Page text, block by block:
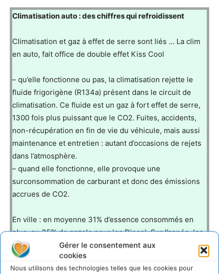
Gérer le consentement aux
cookies
Nous utilisons des technologies telles que les cookies pour
Climatisation auto : des chiffres qui refroidissent
Climatisation et gaz à effet de serre sont liés … La clim
en auto, fait office de double effet Kiss Cool
– qu’elle fonctionne ou pas, la climatisation rejette le
fluide frigorigène (R134a) présent dans le circuit de
climatisation. Ce fluide est un gaz à fort effet de serre,
1300 fois plus puissant que le CO2. Fuites, accidents,
non-récupération en fin de vie du véhicule, mais aussi
maintenance et entretien : autant d’occasions de rejets
dans l’atmosphère.
– quand elle fonctionne, elle provoque une
surconsommation de carburant et donc des émissions
accrues de CO2.
En ville : en moyenne 31% d’essence consommés en
plus, ou 35% de gazole pour les Diesel. Sur l’année, les
véhicules climatisés consomment en moyenne 5% de
carburant en plus par rapport à ceux qui ne le sont pas.
Pour un véhicule de gamme moyenne, la climatisation à